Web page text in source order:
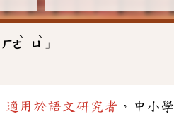
ㄏㄜ
ˋ
ㄩ
ˋ
」
適用於語文研究者 ，中小